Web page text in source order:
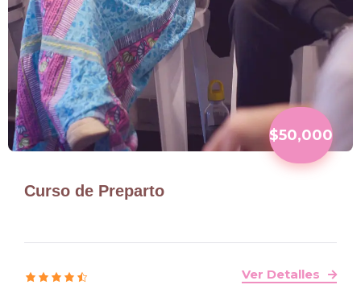
$50,000
Curso de Preparto
Ver Detalles